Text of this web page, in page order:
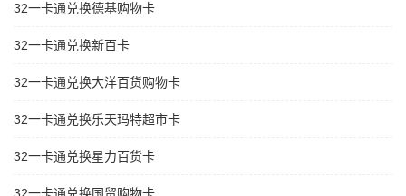
32一卡通兑换德基购物卡
32一卡通兑换新百卡
32一卡通兑换大洋百货购物卡
32一卡通兑换乐天玛特超市卡
32一卡通兑换星力百货卡